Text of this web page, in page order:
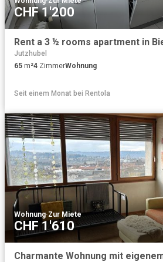
CHF 1'200
Rent a 3 ½ rooms apartment in
Jutzhubel
65 m²4 ZimmerWohnung
Seit einem Monat bei Rentola
Wohnung·Zur Miete
CHF 1'610